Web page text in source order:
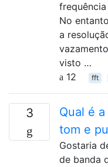
No
a
visto …
12
fft
3
Qual é
tom e
Gostaria
de banda